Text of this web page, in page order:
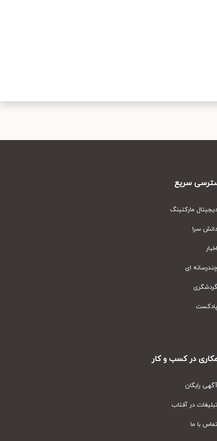
سریع
مارکتینگ
سرا
ای
در کسب و کار
رایگان
در آفتاب
با ما